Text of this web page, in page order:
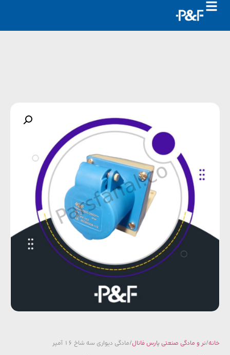
نر و مادگی صنعتی پارس فانال/ مادگی دیواری سه شاخ 16 آمپر